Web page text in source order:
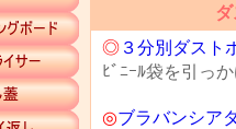
◎ ３分別ダスト
ﾋﾞﾆｰﾙ袋を引っ
◎ブラバンシア